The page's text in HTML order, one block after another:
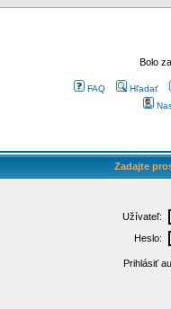
Bolo
FAQ Hľadať
Zadajte
Užívateľ:
Heslo:
Prihlásiť